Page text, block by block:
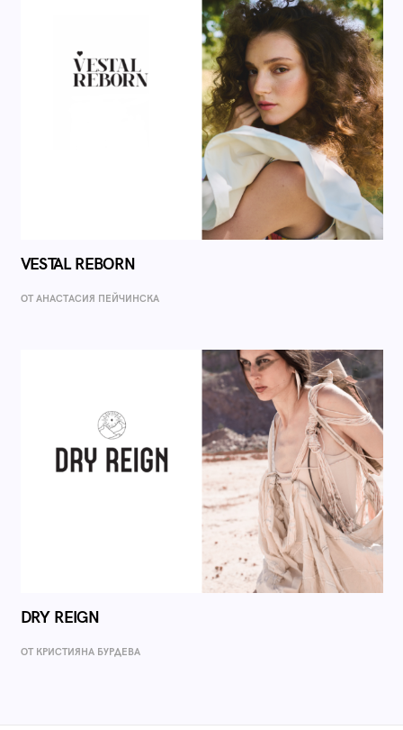
VESTAL REBORN
ОТ AНАСТАСИЯ ПЕЙЧИНСКА
DRY REIGN
ОТ КРИСТИЯНА БУРДЕВА